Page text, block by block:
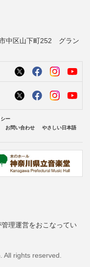
中区山下町252 グラン
ー
お問い合わせ やさしい日本語
理運営をおこなってい
All rights reserved.